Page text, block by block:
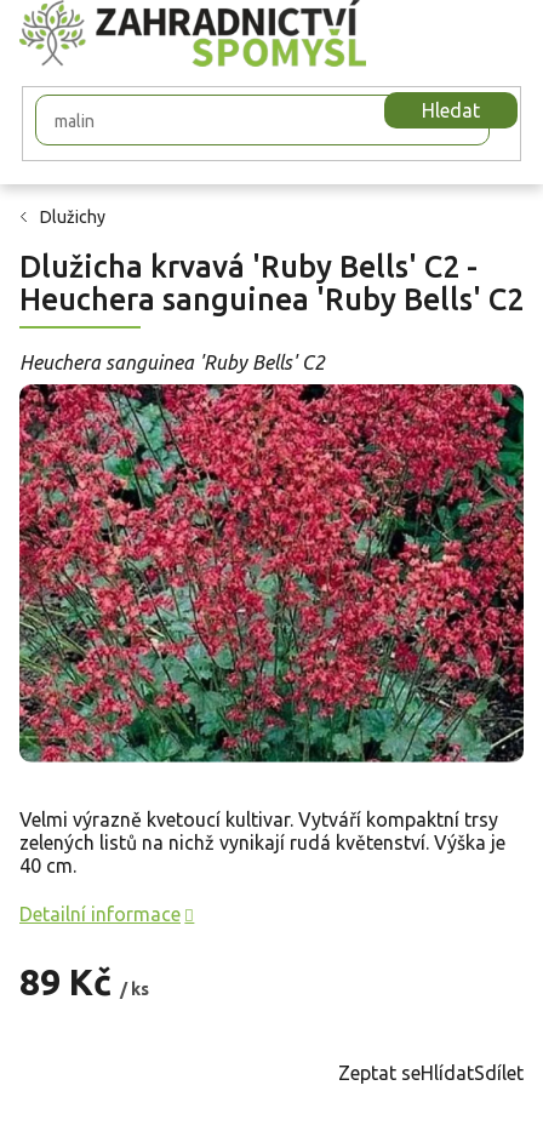
Přejít
na
obsah
Hledat
Dlužichy
Dlužicha krvavá 'Ruby Bells' C2 -
Heuchera sanguinea 'Ruby Bells' C2
Heuchera sanguinea 'Ruby Bells' C2
89 Kč / ks
Velmi výrazně kvetoucí kultivar. Vytváří kompaktní trsy
zelených listů na nichž vynikají rudá květenství. Výška je
40 cm.
Detailní informace
Zeptat seHlídatSdílet